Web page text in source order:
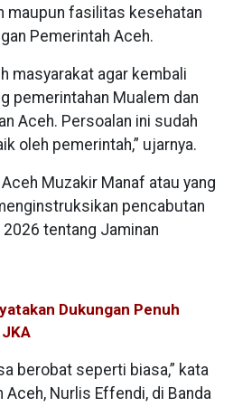
maupun fasilitas kesehatan
Pemerintah Aceh.
masyarakat agar kembali
pemerintahan Mualem dan
Aceh. Persoalan ini sudah
oleh pemerintah,” ujarnya.
Muzakir Manaf atau yang
pencabutan
tentang Jaminan
Dukungan Penuh
berobat seperti biasa,” kata
Nurlis Effendi, di Banda